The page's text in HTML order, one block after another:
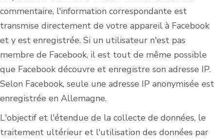
commentaire, l'information correspondante est
transmise directement de votre appareil à Facebook
et y est enregistrée. Si un utilisateur n'est pas
membre de Facebook, il est tout de même possible
que Facebook découvre et enregistre son adresse IP.
Selon Facebook, seule une adresse IP anonymisée est
enregistrée en Allemagne.
L'objectif et l'étendue de la collecte de données, le
traitement ultérieur et l'utilisation des données par